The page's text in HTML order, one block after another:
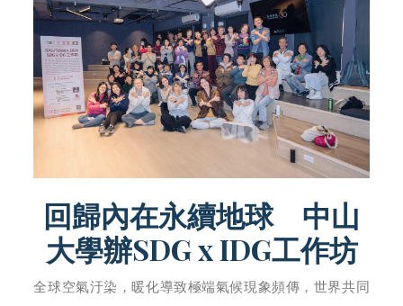
回歸內在永續地球 中山
大學辦SDG x IDG工作坊
全球空氣汙染，暖化導致極端氣候現象頻傳，世界共同